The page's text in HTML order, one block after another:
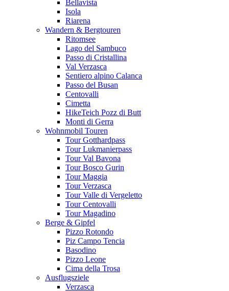
Bellavista
Isola
Riarena
Wandern & Bergtouren
Ritomsee
Lago del Sambuco
Passo di Cristallina
Val Verzasca
Sentiero alpino Calanca
Passo del Busan
Centovalli
Cimetta
HikeTeich Pozz di Butt
Monti di Gerra
Wohnmobil Touren
Tour Gotthardpass
Tour Lukmanierpass
Tour Val Bavona
Tour Bosco Gurin
Tour Maggia
Tour Verzasca
Tour Valle di Vergeletto
Tour Centovalli
Tour Magadino
Berge & Gipfel
Pizzo Rotondo
Piz Campo Tencia
Basodino
Pizzo Leone
Cima della Trosa
Ausflugsziele
Verzasca